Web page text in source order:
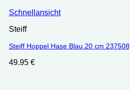
Schnellansicht
Steiff
Steiff Hoppel Hase Blau 20 cm 237508
49.95 €